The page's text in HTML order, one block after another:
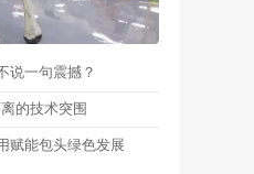
说一句震撼？
的技术突围
赋能包头绿色发展